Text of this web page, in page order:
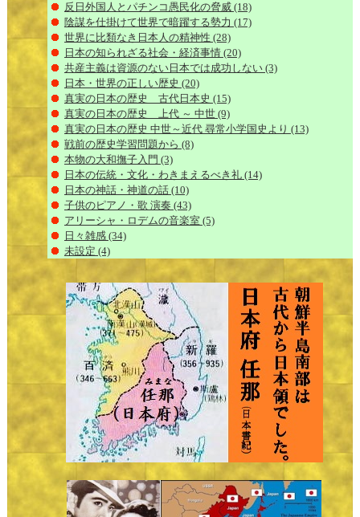
反日外国人とパチンコ愚民化の脅威 (18)
陰謀を仕掛けて世界で暗躍する勢力 (17)
世界に比類なき日本人の精神性 (28)
日本の知られざる社会・経済事情 (20)
共産主義は資源のない日本では成功しない (3)
日本・世界の正しい歴史 (20)
真実の日本の歴史 古代日本史 (15)
真実の日本の歴史 上代 ～ 中世 (9)
真実の日本の歴史 中世～近代 尋常小学国史より (13)
戦前の歴史学習問題から (8)
本物の大和撫子入門 (3)
日本の伝統・文化・わきまえるべき礼 (14)
日本の神話・神道の話 (10)
子供のピアノ・歌 演奏 (43)
アリーシャ・ロデムの音楽室 (5)
日々雑感 (34)
未設定 (4)